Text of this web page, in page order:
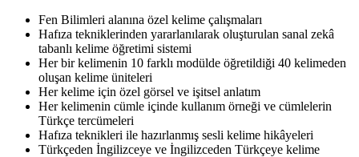
Fen Bilimleri alanına özel kelime çalışmaları
Hafıza tekniklerinden yararlanılarak oluşturulan sanal zekâ
tabanlı kelime öğretimi sistemi
Her bir kelimenin 10 farklı modülde öğretildiği 40 kelimeden
oluşan kelime üniteleri
Her kelime için özel görsel ve işitsel anlatım
Her kelimenin cümle içinde kullanım örneği ve cümlelerin
Türkçe tercümeleri
Hafıza teknikleri ile hazırlanmış sesli kelime hikâyeleri
Türkçeden İngilizceye ve İngilizceden Türkçeye kelime